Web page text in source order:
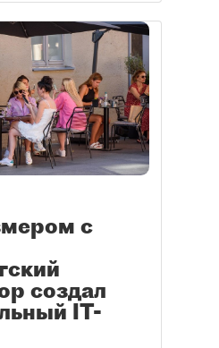
с
создал
IT-